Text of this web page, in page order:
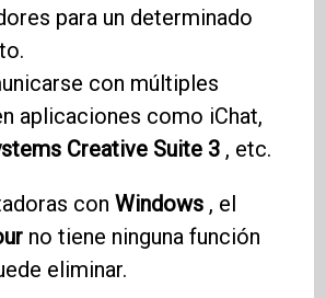
para un determinado
con múltiples
aplicaciones como iChat,
Creative Suite 3 , etc.
conWindows , el
no tiene ninguna función
eliminar.